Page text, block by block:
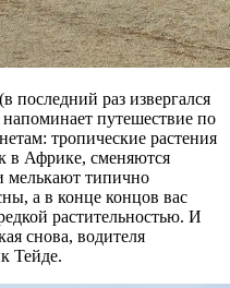
последний раз извергался
путешествие по
тропические растения
в Африке, сменяются
мелькают типично
а в конце концов вас
растительностью. И
снова, водителя
Тейде.